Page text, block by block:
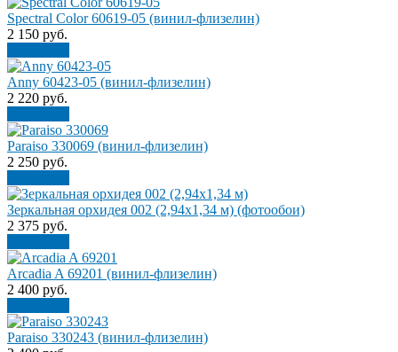
Spectral Color 60619-05 (винил-флизелин)
2 150 руб.
Anny 60423-05 (винил-флизелин)
2 220 руб.
Paraiso 330069 (винил-флизелин)
2 250 руб.
Зеркальная орхидея 002 (2,94х1,34 м) (фотообои)
2 375 руб.
Arcadia A 69201 (винил-флизелин)
2 400 руб.
Paraiso 330243 (винил-флизелин)